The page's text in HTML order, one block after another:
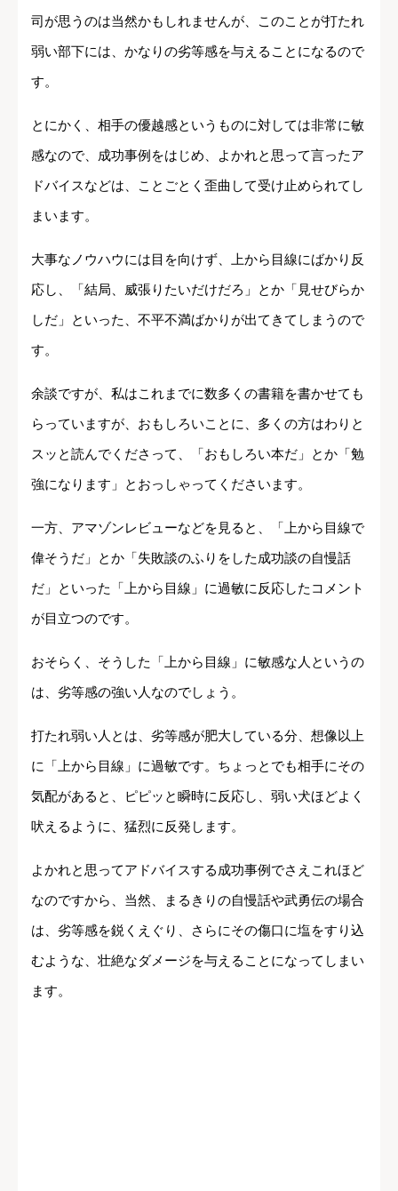
司が思うのは当然かもしれませんが、このことが打たれ
弱い部下には、かなりの劣等感を与えることになるので
す。
とにかく、相手の優越感というものに対しては非常に敏
感なので、成功事例をはじめ、よかれと思って言ったア
ドバイスなどは、ことごとく歪曲して受け止められてし
まいます。
大事なノウハウには目を向けず、上から目線にばかり反
応し、「結局、威張りたいだけだろ」とか「見せびらか
しだ」といった、不平不満ばかりが出てきてしまうので
す。
余談ですが、私はこれまでに数多くの書籍を書かせても
らっていますが、おもしろいことに、多くの方はわりと
スッと読んでくださって、「おもしろい本だ」とか「勉
強になります」とおっしゃってくださいます。
一方、アマゾンレビューなどを見ると、「上から目線で
偉そうだ」とか「失敗談のふりをした成功談の自慢話
だ」といった「上から目線」に過敏に反応したコメント
が目立つのです。
おそらく、そうした「上から目線」に敏感な人というの
は、劣等感の強い人なのでしょう。
打たれ弱い人とは、劣等感が肥大している分、想像以上
に「上から目線」に過敏です。ちょっとでも相手にその
気配があると、ピピッと瞬時に反応し、弱い犬ほどよく
吠えるように、猛烈に反発します。
よかれと思ってアドバイスする成功事例でさえこれほど
なのですから、当然、まるきりの自慢話や武勇伝の場合
は、劣等感を鋭くえぐり、さらにその傷口に塩をすり込
むような、壮絶なダメージを与えることになってしまい
ます。